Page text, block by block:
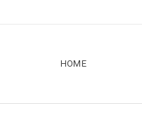
HOME